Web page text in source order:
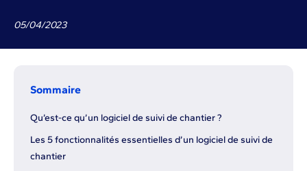
05/04/2023
Sommaire
Qu’est-ce qu’un logiciel de suivi de chantier ?
Les 5 fonctionnalités essentielles d’un logiciel de suivi de
chantier